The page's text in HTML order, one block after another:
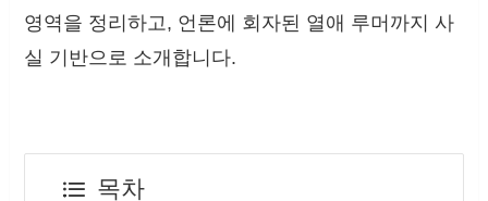
영역을 정리하고, 언론에 회자된 열애 루머까지 사
실 기반으로 소개합니다.
목차